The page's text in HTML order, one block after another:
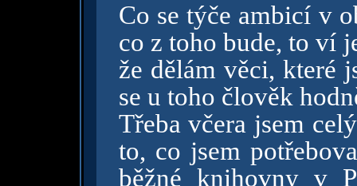
Co se týče ambicí v
co z toho bude, to ví
že dělám věci, které
se u toho člověk
Třeba včera jsem
to, co jsem
běžné knihovny v